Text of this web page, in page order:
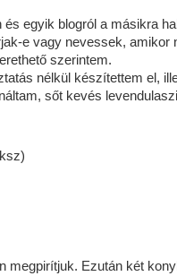
egyik blogról a másikra
e vagy nevessek, amikor
szerintem.
nélkül készítettem el,
sőt kevés
megpirítjuk. Ezután két